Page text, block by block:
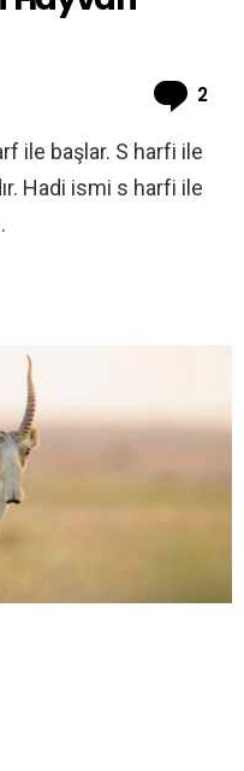
2
ile başlar. S harfi ile
Hadi ismi s harfi ile